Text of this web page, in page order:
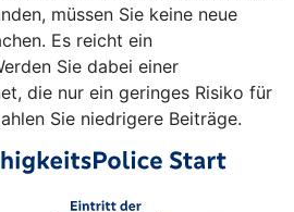
müssen Sie keine neue
Es reicht ein
Sie dabei einer
die nur ein geringes Risiko für
Sie niedrigere Beiträge.